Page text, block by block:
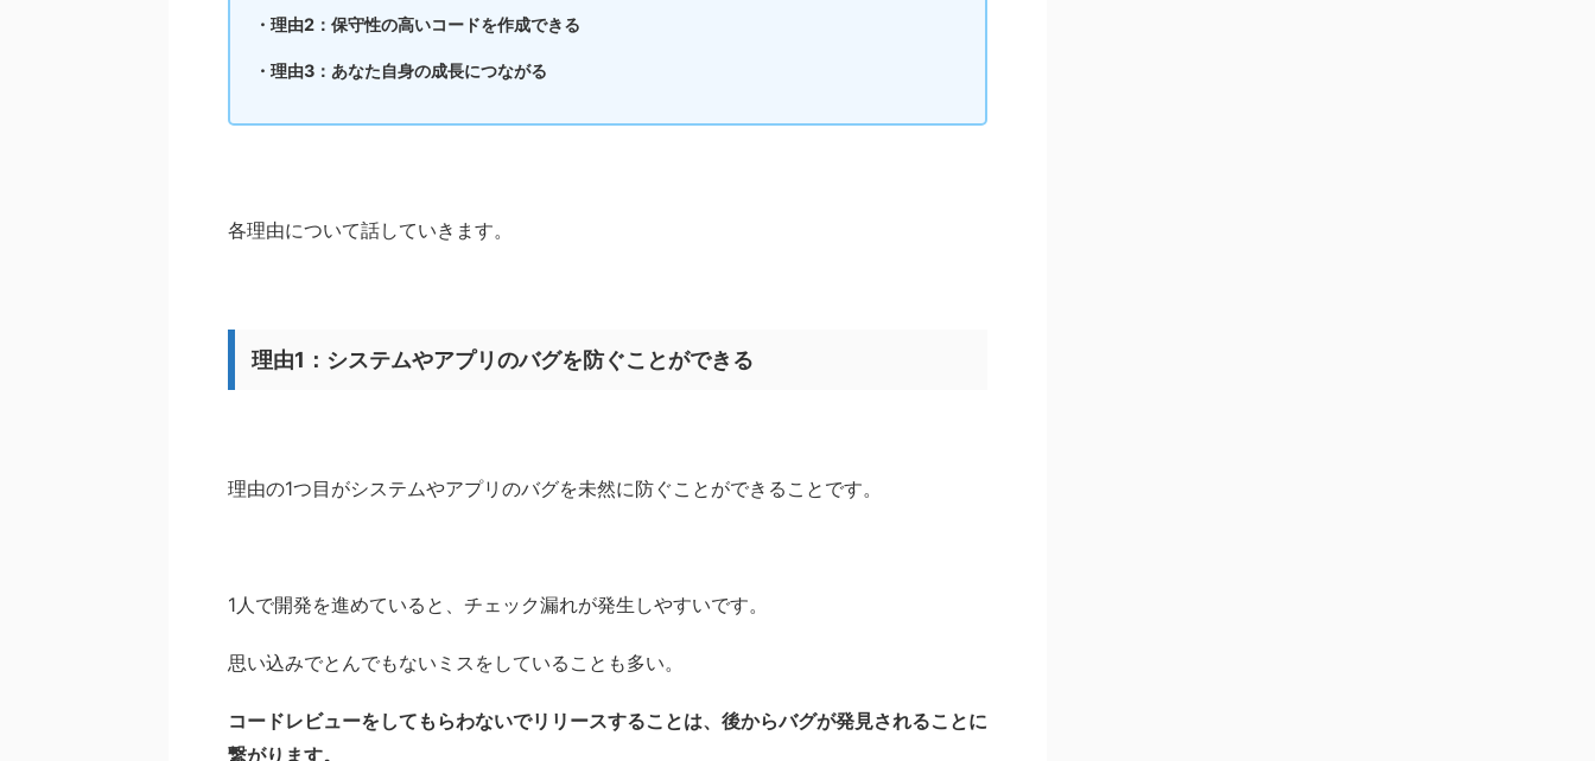
・理由2：保守性の高いコードを作成できる
・理由3：あなた自身の成長につながる
各理由について話していきます。
理由1：システムやアプリのバグを防ぐことができる
理由の1つ目がシステムやアプリのバグを未然に防ぐことができることです。
1人で開発を進めていると、チェック漏れが発生しやすいです。
思い込みでとんでもないミスをしていることも多い。
コードレビューをしてもらわないでリリースすることは、後からバグが発見されることに
繋がります。